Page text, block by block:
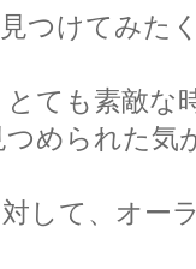
つけてみた
ても素敵な
められた気
して、オー